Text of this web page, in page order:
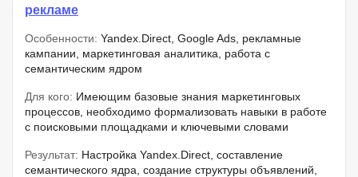
рекламе
Особенности: Yandex.Direct, Google Ads, рекламные
кампании, маркетинговая аналитика, работа с
семантическим ядром
Для кого: Имеющим базовые знания маркетинговых
процессов, необходимо формализовать навыки в работе
с поисковыми площадками и ключевыми словами
Результат: Настройка Yandex.Direct, составление
семантического ядра, создание структуры объявлений,